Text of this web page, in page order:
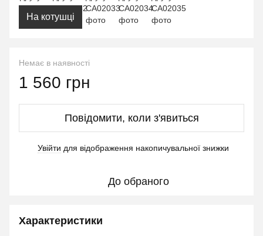
На котушці
Немає в наявності
1 560 грн
Повідомити, коли з'явиться
Увійти для відображення накопичувальної знижки
До обраного
Характеристики